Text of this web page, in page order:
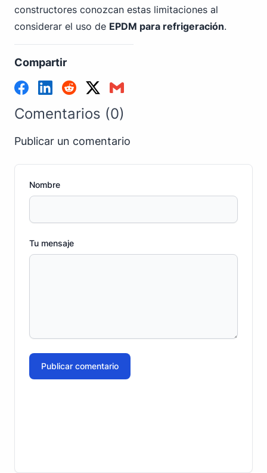
constructores conozcan estas limitaciones al
considerar el uso de EPDM para refrigeración.
Compartir
Comentarios (0)
Publicar un comentario
Nombre
Tu mensaje
Publicar comentario